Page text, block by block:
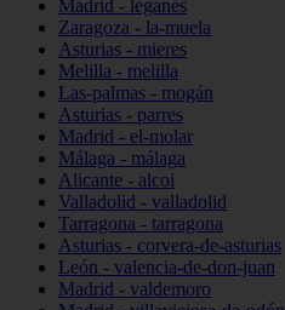
Madrid - leganés
Zaragoza - la-muela
Asturias - mieres
Melilla - melilla
Las-palmas - mogán
Asturias - parres
Madrid - el-molar
Málaga - málaga
Alicante - alcoi
Valladolid - valladolid
Tarragona - tarragona
Asturias - corvera-de-asturias
León - valencia-de-don-juan
Madrid - valdemoro